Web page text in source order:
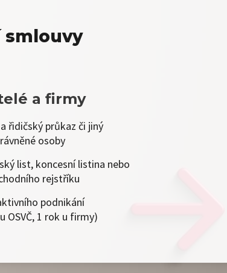
smlouvy
a firmy
řidičský průkaz či jiný
osoby
list, koncesní listina nebo
rejstříku
podnikání
OSVČ, 1 rok u firmy)